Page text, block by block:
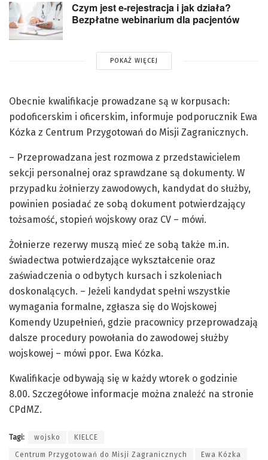
Czym jest e-rejestracja i jak działa?
Bezpłatne webinarium dla pacjentów
POKAŻ WIĘCEJ
Obecnie kwalifikacje prowadzane są w korpusach:
podoficerskim i oficerskim, informuje podporucznik Ewa
Kózka z Centrum Przygotowań do Misji Zagranicznych.
– Przeprowadzana jest rozmowa z przedstawicielem
sekcji personalnej oraz sprawdzane są dokumenty. W
przypadku żołnierzy zawodowych, kandydat do służby,
powinien posiadać ze sobą dokument potwierdzający
tożsamość, stopień wojskowy oraz CV – mówi.
Żołnierze rezerwy muszą mieć ze sobą także m.in.
świadectwa potwierdzające wykształcenie oraz
zaświadczenia o odbytych kursach i szkoleniach
doskonalących. – Jeżeli kandydat spełni wszystkie
wymagania formalne, zgłasza się do Wojskowej
Komendy Uzupełnień, gdzie pracownicy przeprowadzają
dalsze procedury powołania do zawodowej służby
wojskowej – mówi ppor. Ewa Kózka.
Kwalifikacje odbywają się w każdy wtorek o godzinie
8.00. Szczegółowe informacje można znaleźć na stronie
CPdMZ.
Tagi: wojsko KIELCE
Centrum Przygotowań do Misji Zagranicznych Ewa Kózka